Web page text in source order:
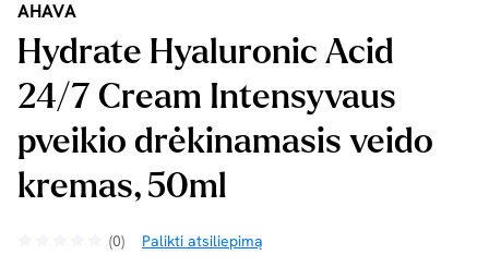
AHAVA
Hydrate Hyaluronic Acid
24/7 Cream Intensyvaus
pveikio drėkinamasis veido
kremas, 50ml
(0) Palikti atsiliepimą